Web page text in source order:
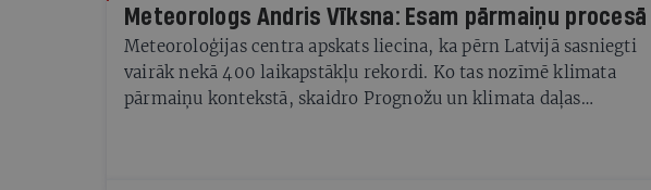
Meteorologs Andris Vīksna: Esam pārmaiņu procesā
Meteoroloģijas centra apskats liecina, ka pērn Latvijā sasniegti
vairāk nekā 400 laikapstākļu rekordi. Ko tas nozīmē klimata
pārmaiņu kontekstā, skaidro Prognožu un klimata daļas